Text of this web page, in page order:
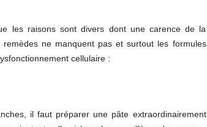
les raisons sont divers dont une carence de la
ne manquent pas et surtout les formules
cellulaire :
il faut préparer une pâte extraordinairement